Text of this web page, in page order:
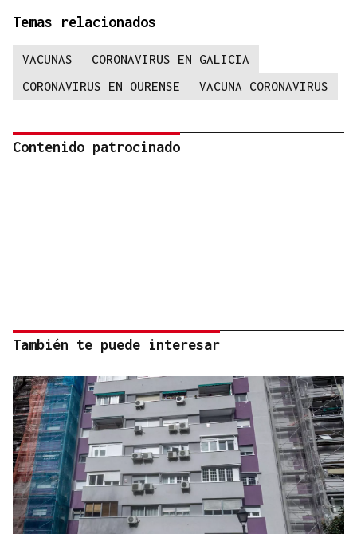
Temas relacionados
VACUNAS
CORONAVIRUS EN GALICIA
CORONAVIRUS EN OURENSE
VACUNA CORONAVIRUS
Contenido patrocinado
También te puede interesar